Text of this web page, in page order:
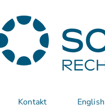
Kontakt English